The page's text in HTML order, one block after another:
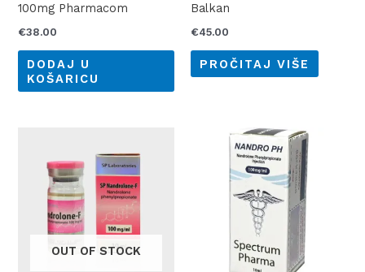
100mg Pharmacom
€38.00
DODAJ U
KOŠARICU
Balkan
€45.00
PROČITAJ VIŠE
OUT OF STOCK